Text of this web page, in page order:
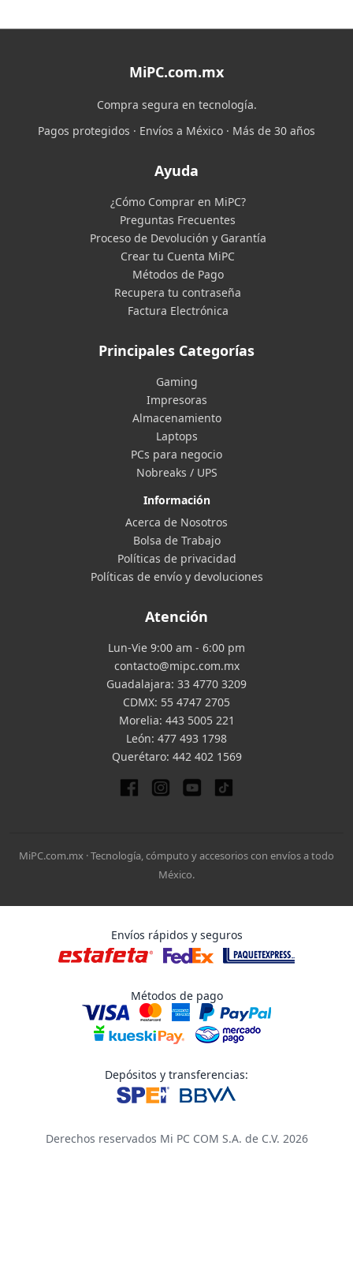
MiPC.com.mx
Compra segura en tecnología.
Pagos protegidos · Envíos a México · Más de 30 años
Ayuda
¿Cómo Comprar en MiPC?
Preguntas Frecuentes
Proceso de Devolución y Garantía
Crear tu Cuenta MiPC
Métodos de Pago
Recupera tu contraseña
Factura Electrónica
Principales Categorías
Gaming
Impresoras
Almacenamiento
Laptops
PCs para negocio
Nobreaks / UPS
Información
Acerca de Nosotros
Bolsa de Trabajo
Políticas de privacidad
Políticas de envío y devoluciones
Atención
Lun-Vie 9:00 am - 6:00 pm
contacto@mipc.com.mx
Guadalajara: 33 4770 3209
CDMX: 55 4747 2705
Morelia: 443 5005 221
León: 477 493 1798
Querétaro: 442 402 1569
MiPC.com.mx · Tecnología, cómputo y accesorios con envíos a todo
México.
Envíos rápidos y seguros
Métodos de pago
Depósitos y transferencias:
Derechos reservados Mi PC COM S.A. de C.V. 2026